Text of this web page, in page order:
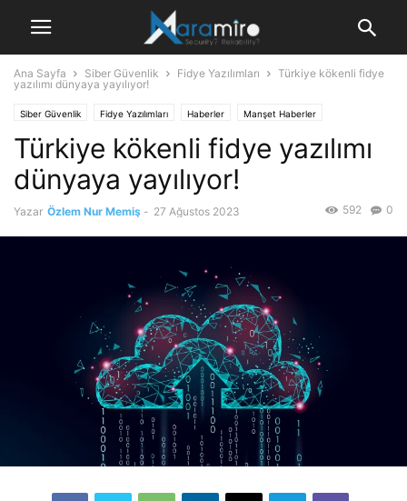
Ana Sayfa Siber Güvenlik Fidye Yazılımları
Türkiye kökenli fidye
yazılımı dünyaya yayılıyor!
Siber Güvenlik Fidye Yazılımları Haberler Manşet Haberler
Türkiye kökenli fidye yazılımı
dünyaya yayılıyor!
Yazar Özlem Nur Memiş - 27 Ağustos 2023 0
592